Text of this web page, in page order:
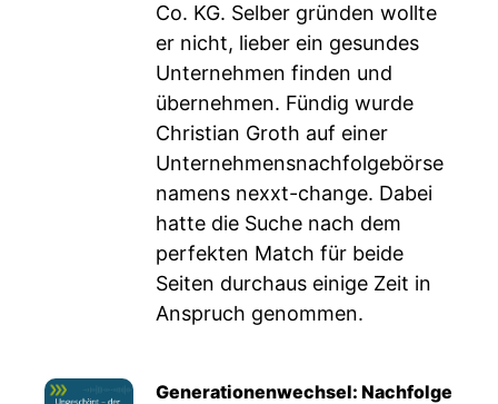
Co. KG. Selber gründen wollte
er nicht, lieber ein gesundes
Unternehmen finden und
übernehmen. Fündig wurde
Christian Groth auf einer
Unternehmensnachfolgebörse
namens nexxt-change. Dabei
hatte die Suche nach dem
perfekten Match für beide
Seiten durchaus einige Zeit in
Anspruch genommen.
Generationenwechsel: Nachfolge